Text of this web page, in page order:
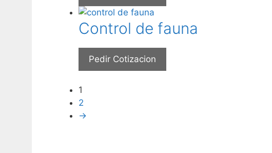
Control de fauna
Pedir Cotizacion
1
2
→